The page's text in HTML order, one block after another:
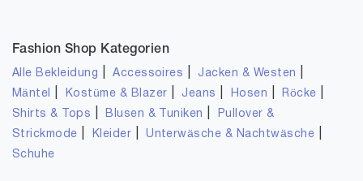
Fashion Shop Kategorien
Alle Bekleidung |Accessoires Jacken & Westen
Mäntel Kostüme & Blazer Jeans Hosen Röcke
Shirts & Tops Blusen & Tuniken
Pullover &
Strickmode
Kleider |Unterwäsche & Nachtwäsche
Schuhe